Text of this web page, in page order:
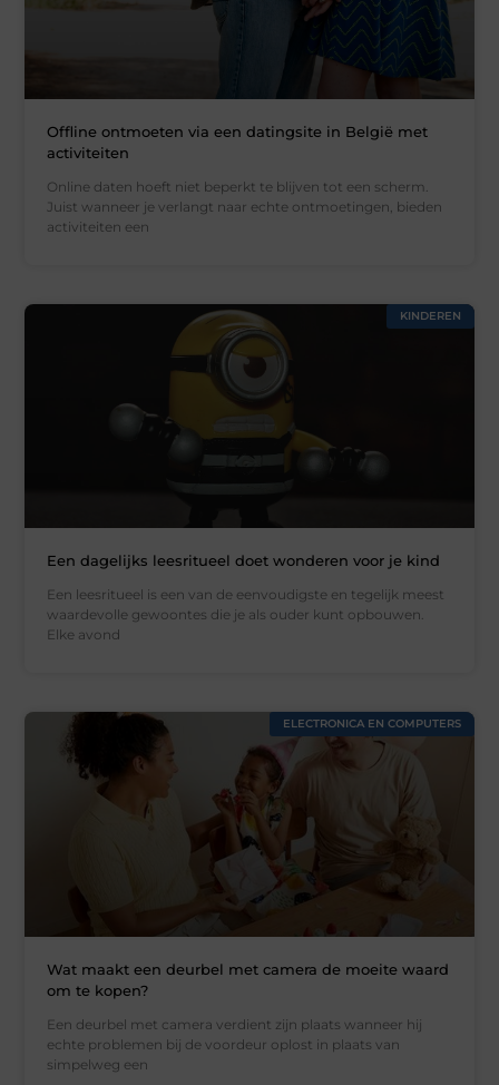
Offline ontmoeten via een datingsite in België met
activiteiten
Online daten hoeft niet beperkt te blijven tot een scherm.
Juist wanneer je verlangt naar echte ontmoetingen, bieden
activiteiten een
KINDEREN
Een dagelijks leesritueel doet wonderen voor je kind
Een leesritueel is een van de eenvoudigste en tegelijk meest
waardevolle gewoontes die je als ouder kunt opbouwen.
Elke avond
ELECTRONICA EN COMPUTERS
Wat maakt een deurbel met camera de moeite waard
om te kopen?
Een deurbel met camera verdient zijn plaats wanneer hij
echte problemen bij de voordeur oplost in plaats van
simpelweg een